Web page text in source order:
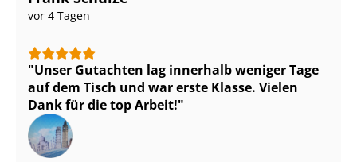
vor 4 Tagen
Unser Gutachten lag innerhalb weniger Tage
auf dem Tisch und war erste Klasse. Vielen
Dank für die top Arbeit!